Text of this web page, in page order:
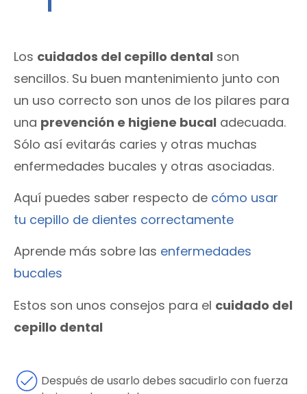
Los cuidados del cepillo dental son
sencillos. Su buen mantenimiento junto con
un uso correcto son unos de los pilares para
una prevención e higiene bucal adecuada.
Sólo así evitarás caries y otras muchas
enfermedades bucales y otras asociadas.
Aquí puedes saber respecto de cómo usar
tu cepillo de dientes correctamente
Aprende más sobre las enfermedades
bucales
Estos son unos consejos para el cuidado del
cepillo dental
Después de usarlo debes sacudirlo con fuerza